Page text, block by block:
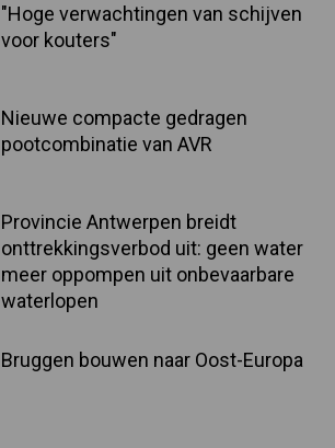
"Hoge verwachtingen van schijven
voor kouters"
Nieuwe compacte gedragen
pootcombinatie van AVR
Provincie Antwerpen breidt
onttrekkingsverbod uit: geen water
meer oppompen uit onbevaarbare
waterlopen
Bruggen bouwen naar Oost-Europa